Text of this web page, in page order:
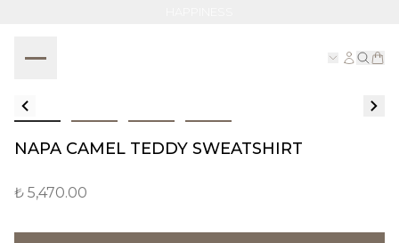
NAPA CAMEL TEDDY SWEATSHIRT
₺ 5,470.00